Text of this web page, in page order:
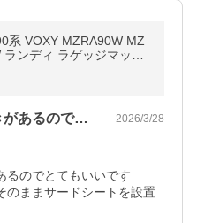
系 VOXY MZRA90W MZ
ンディ ラゲッジマット
マット フロアマット ラ
ー
サードシート下まで奥行きがあるのでとて… 2026/3/28
るのでとてもいいです
のままサードシートを設置